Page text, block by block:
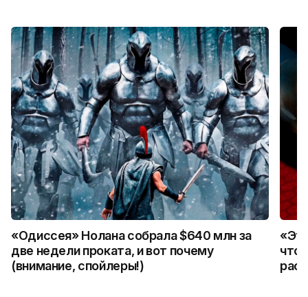
«Одиссея» Нолана собрала $640 млн за
две недели проката, и вот почему
(внимание, спойлеры!)
что